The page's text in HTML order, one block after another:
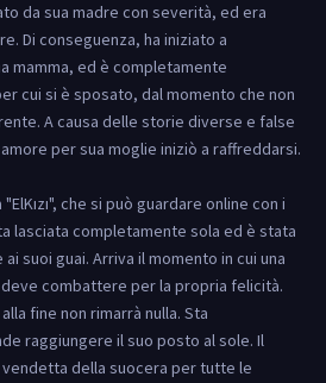
da sua madre con severità, ed era
Di conseguenza, ha iniziato a
mamma, ed è completamente
cui si è sposato, dal momento che non
A causa delle storie diverse e false
per sua moglie iniziò a raffreddarsi.
che si può guardare online con i
lasciata completamente sola ed è stata
suoi guai. Arriva il momento in cui una
combattere per la propria felicità.
fine non rimarrà nulla. Sta
raggiungere il suo posto al sole. Il
della suocera per tutte le